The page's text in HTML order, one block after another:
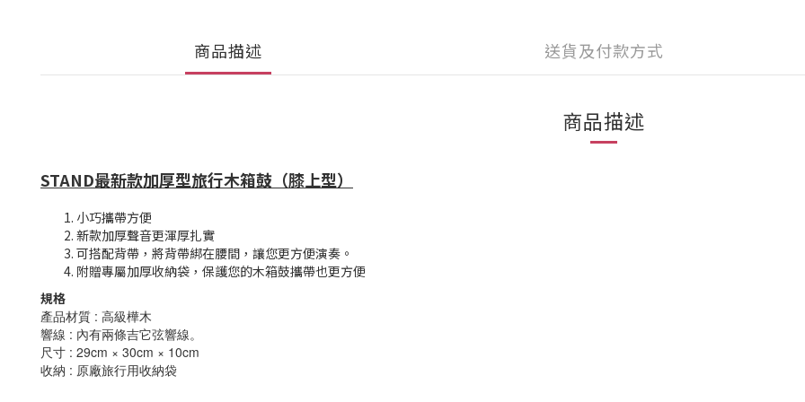
商品描述 送貨及付款方式
商品描述
STAND最新款加厚型旅行木箱鼓（膝上型）
小巧攜帶方便
新款加厚聲音更渾厚扎實
可搭配背帶，將背帶綁在腰間，讓您更方便演奏。
附贈專屬加厚收納袋，保護您的木箱鼓攜帶也更方便
規格
產品材質 : 高級樺木
響線 : 內有兩條吉它弦響線。
尺寸 : 29cm × 30cm × 10cm
收納 : 原廠旅行用收納袋